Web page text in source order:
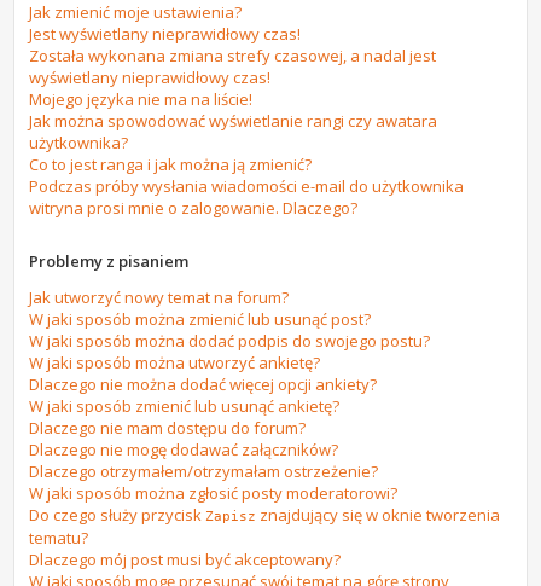
Jak zmienić moje ustawienia?
Jest wyświetlany nieprawidłowy czas!
Została wykonana zmiana strefy czasowej, a nadal jest
wyświetlany nieprawidłowy czas!
Mojego języka nie ma na liście!
Jak można spowodować wyświetlanie rangi czy awatara
użytkownika?
Co to jest ranga i jak można ją zmienić?
Podczas próby wysłania wiadomości e-mail do użytkownika
witryna prosi mnie o zalogowanie. Dlaczego?
Problemy z pisaniem
Jak utworzyć nowy temat na forum?
W jaki sposób można zmienić lub usunąć post?
W jaki sposób można dodać podpis do swojego postu?
W jaki sposób można utworzyć ankietę?
Dlaczego nie można dodać więcej opcji ankiety?
W jaki sposób zmienić lub usunąć ankietę?
Dlaczego nie mam dostępu do forum?
Dlaczego nie mogę dodawać załączników?
Dlaczego otrzymałem/otrzymałam ostrzeżenie?
W jaki sposób można zgłosić posty moderatorowi?
Do czego służy przyciskZapisz znajdujący się w oknie tworzenia
tematu?
Dlaczego mój post musi być akceptowany?
W jaki sposób mogę przesunąć swój temat na górę strony